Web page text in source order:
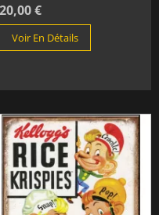
20,00 €
Voir En Détails